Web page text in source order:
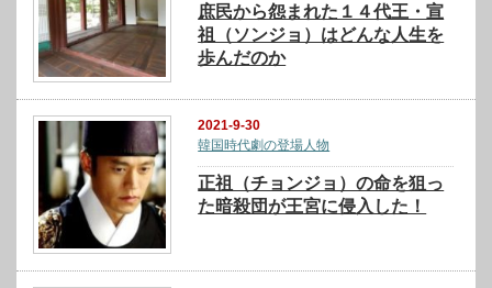
庶民から怨まれた１４代王・宣
祖（ソンジョ）はどんな人生を
歩んだのか
2021-9-30
韓国時代劇の登場人物
正祖（チョンジョ）の命を狙っ
た暗殺団が王宮に侵入した！